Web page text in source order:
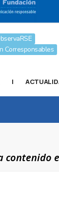
Corresponsables
|
contenido